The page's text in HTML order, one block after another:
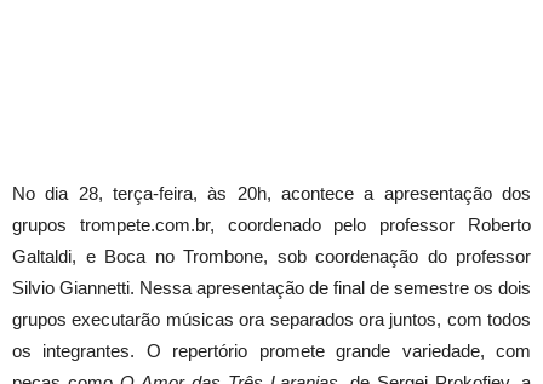
No dia 28, terça-feira, às 20h, acontece a apresentação dos
grupos trompete.com.br, coordenado pelo professor Roberto
Galtaldi, e Boca no Trombone, sob coordenação do professor
Silvio Giannetti. Nessa apresentação de final de semestre os dois
grupos executarão músicas ora separados ora juntos, com todos
os integrantes. O repertório promete grande variedade, com